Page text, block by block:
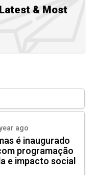
& Most
ago
é inaugurado
programação
e impacto social